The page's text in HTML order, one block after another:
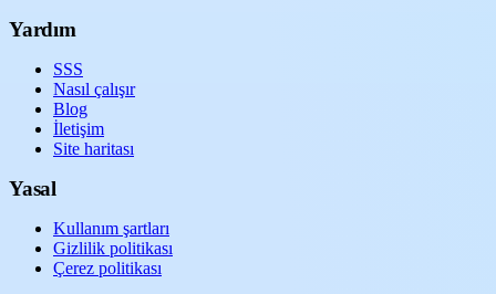
Yardım
SSS
Nasıl çalışır
Blog
İletişim
Site haritası
Yasal
Kullanım şartları
Gizlilik politikası
Çerez politikası